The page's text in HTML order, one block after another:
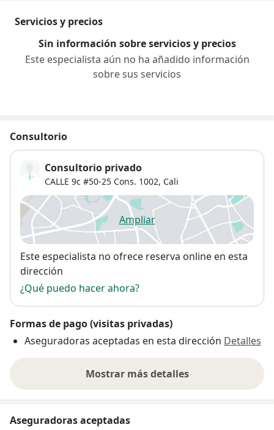
Servicios y precios
Sin información sobre servicios y precios
Este especialista aún no ha añadido información
sobre sus servicios
Consultorio
Consultorio privado
CALLE 9c #50‐25 Cons. 1002, Cali
Ampliarse abre en una nueva
Disponibilidad
Este especialista no ofrece reserva online en esta
dirección
¿Qué puedo hacer ahora?
Formas de pago (visitas privadas)
Aseguradoras aceptadas en esta dirección Detalles
Mostrar más detalles
sobre la dirección
Aseguradoras aceptadas